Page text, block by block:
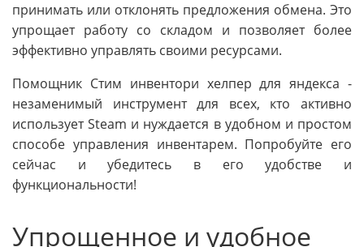
принимать или отклонять предложения обмена. Это
упрощает работу со складом и позволяет более
эффективно управлять своими ресурсами.
Помощник Стим инвентори хелпер для яндекса -
незаменимый инструмент для всех, кто активно
использует Steam и нуждается в удобном и простом
способе управления инвентарем. Попробуйте его
сейчас и убедитесь в его удобстве и
функциональности!
Упрощенное и удобное